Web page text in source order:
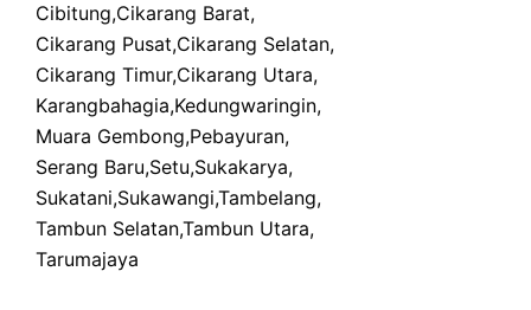
Cibitung,Cikarang Barat,
Cikarang Pusat,Cikarang Selatan,
Cikarang Timur,Cikarang Utara,
Karangbahagia,Kedungwaringin,
Muara Gembong,Pebayuran,
Serang Baru,Setu,Sukakarya,
Sukatani,Sukawangi,Tambelang,
Tambun Selatan,Tambun Utara,
Tarumajaya